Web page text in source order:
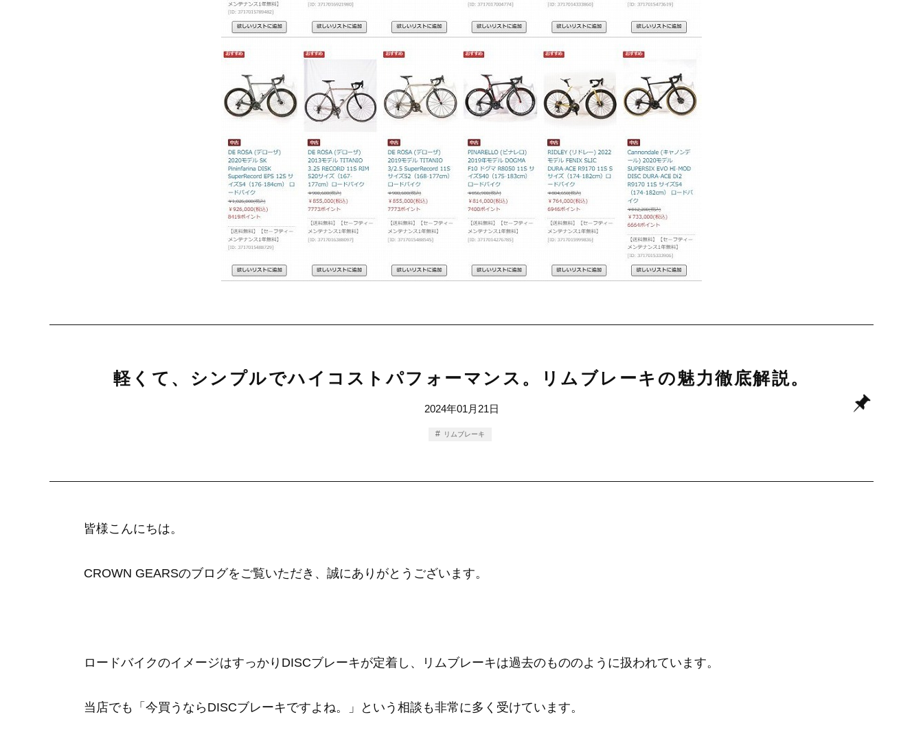
軽くて、シンプルでハイコストパフォーマンス。リムブレーキの魅力徹底解説。
2024年01月21日
リムブレーキ
皆様こんにちは。
CROWN GEARSのブログをご覧いただき、誠にありがとうございます。
ロードバイクのイメージはすっかりDISCブレーキが定着し、リムブレーキは過去のもののように扱われています。
当店でも「今買うならDISCブレーキですよね。」という相談も非常に多く受けています。